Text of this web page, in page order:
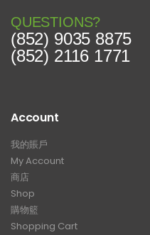
QUESTIONS?
(852) 9035 8875
(852) 2116 1771
Account
我的賬戶
My Account
商店
Shop
購物籃
Shopping Cart